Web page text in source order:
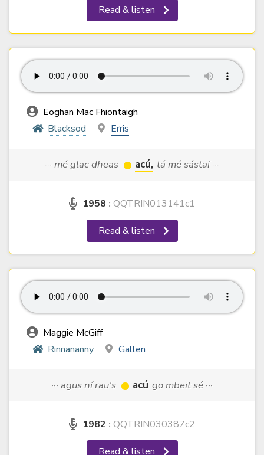
Read & listen
Eoghan Mac Fhiontaigh
Blacksod
Erris
··· mé glac dheas acú, tá mé sástaí ···
1958 : QQTRIN013141c1
Read & listen
Maggie McGiff
Rinnananny
Gallen
··· agus ní rau’s acú go mbeit sé ···
1982 : QQTRIN030387c2
Read & listen